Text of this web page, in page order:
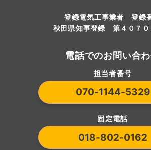
登録電気工事業者 登録
秋田県知事登録 第４０７０
電話でのお問い合
担当者番号
070-1144-5329
固定電話
018-802-0162